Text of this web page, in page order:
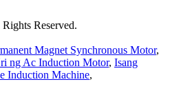
Reserved.
Magnet Synchronous Motor,
ng Ac Induction Motor, Isang
Induction Machine,